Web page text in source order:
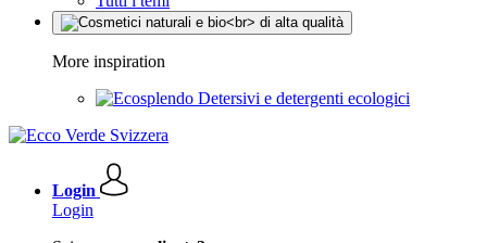
More inspiration
Detersivi e detergenti ecologici
Login
Login